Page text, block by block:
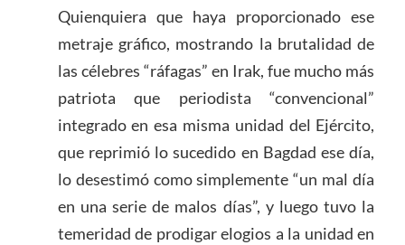
Quienquiera que haya proporcionado ese
metraje gráfico, mostrando la brutalidad de
las célebres “ráfagas” en Irak, fue mucho más
patriota que periodista “convencional”
integrado en esa misma unidad del Ejército,
que reprimió lo sucedido en Bagdad ese día,
lo desestimó como simplemente “un mal día
en una serie de malos días”, y luego tuvo la
temeridad de prodigar elogios a la unidad en